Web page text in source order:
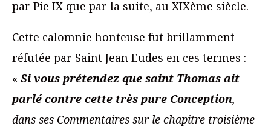
par Pie IX que par la suite, au XIXème siècle.
Cette calomnie honteuse fut brillamment
réfutée par Saint Jean Eudes en ces termes :
« Si vous prétendez que saint Thomas ait
parlé contre cette très pure Conception,
dans ses Commentaires sur le chapitre troisième